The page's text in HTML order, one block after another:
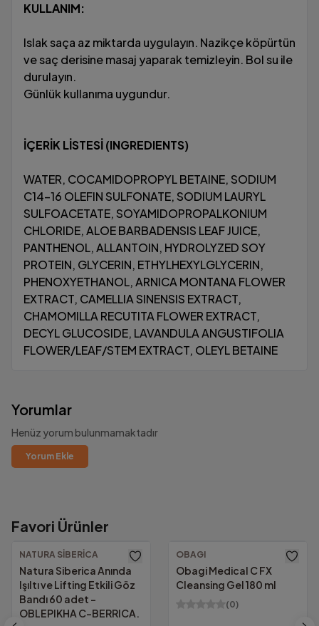
KULLANIM:
Islak saça az miktarda uygulayın. Nazikçe köpürtün
ve saç derisine masaj yaparak temizleyin. Bol su ile
durulayın.
Günlük kullanıma uygundur.
İÇERİK LİSTESİ (INGREDIENTS)
WATER, COCAMIDOPROPYL BETAINE, SODIUM
C14-16 OLEFIN SULFONATE, SODIUM LAURYL
SULFOACETATE, SOYAMIDOPROPALKONIUM
CHLORIDE, ALOE BARBADENSIS LEAF JUICE,
PANTHENOL, ALLANTOIN, HYDROLYZED SOY
PROTEIN, GLYCERIN, ETHYLHEXYLGLYCERIN,
PHENOXYETHANOL, ARNICA MONTANA FLOWER
EXTRACT, CAMELLIA SINENSIS EXTRACT,
CHAMOMILLA RECUTITA FLOWER EXTRACT,
DECYL GLUCOSIDE, LAVANDULA ANGUSTIFOLIA
FLOWER/LEAF/STEM EXTRACT, OLEYL BETAINE
Yorumlar
Henüz yorum bulunmamaktadır
Yorum Ekle
1000₺ Üzeri Ücretsiz Kargo!
KVKK Uyumu ve güvenlik sertifikalarımızla
tüm bilgileriniz güvencemiz altında.
Favori Ürünler
NATURA SIBERICA
Natura Siberica Anında
Işıltı ve Lifting Etkili Göz
Bandı 60 adet -
OBLEPIKHA C-BERRICA.
OBAGI
Obagi Medical C FX
Cleansing Gel 180 ml
(0)